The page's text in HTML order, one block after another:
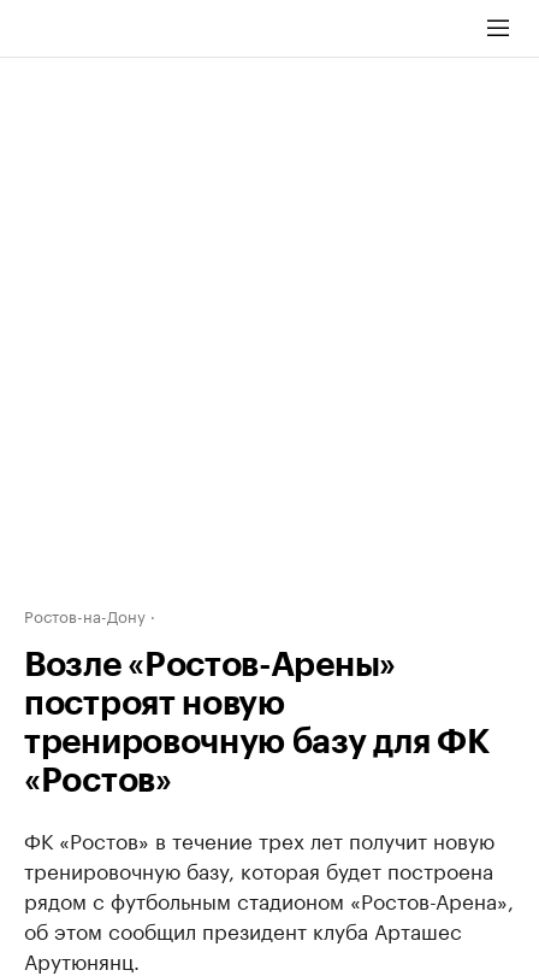
Ростов-на-Дону
Возле «Ростов-Арены»
построят новую
тренировочную базу для ФК
«Ростов»
ФК «Ростов» в течение трех лет получит новую
тренировочную базу, которая будет построена
рядом с футбольным стадионом «Ростов-Арена»,
об этом сообщил президент клуба Арташес
Арутюнянц.